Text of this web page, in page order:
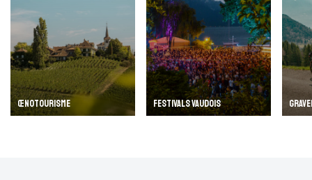
ŒNOTOURISME FESTIVALS VAUDOIS